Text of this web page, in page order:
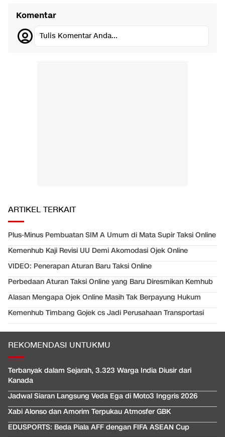
Komentar
Tulis Komentar Anda...
ARTIKEL TERKAIT
Plus-Minus Pembuatan SIM A Umum di Mata Supir Taksi Online
Kemenhub Kaji Revisi UU Demi Akomodasi Ojek Online
VIDEO: Penerapan Aturan Baru Taksi Online
Perbedaan Aturan Taksi Online yang Baru Diresmikan Kemhub
Alasan Mengapa Ojek Online Masih Tak Berpayung Hukum
Kemenhub Timbang Gojek cs Jadi Perusahaan Transportasi
REKOMENDASI UNTUKMU
Terbanyak dalam Sejarah, 3.323 Warga India Diusir dari
Kanada
Jadwal Siaran Langsung Veda Ega di Moto3 Inggris 2026
Xabi Alonso dan Amorim Terpukau Atmosfer GBK
EDUSPORTS: Beda Piala AFF dengan FIFA ASEAN Cup